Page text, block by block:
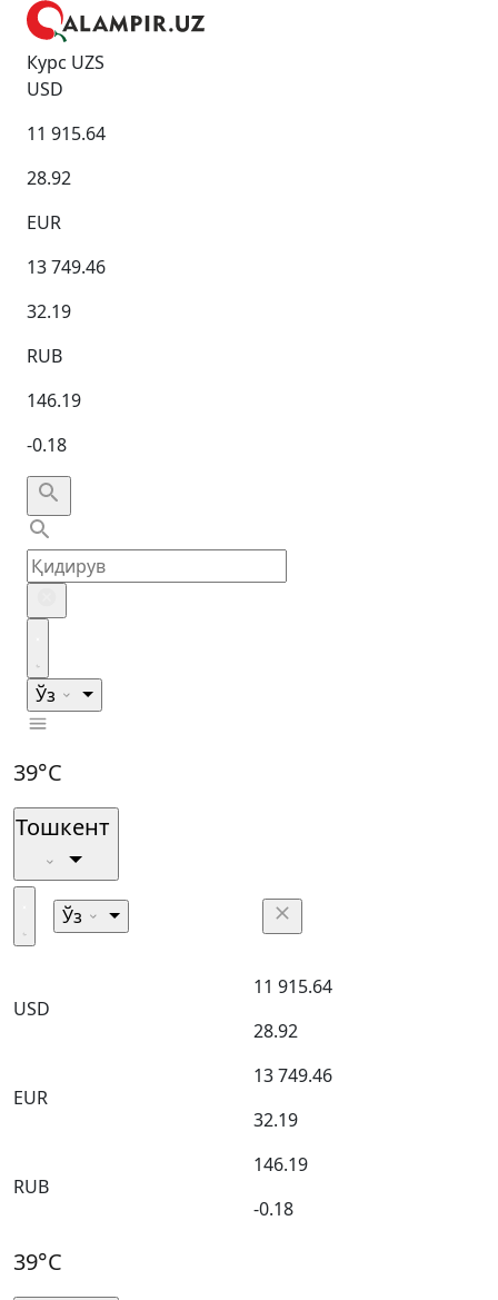
Курс UZS
USD
11 915.64
28.92
EUR
13 749.46
32.19
RUB
146.19
-0.18
Ўз
39°C
Тошкент
Ўз
USD
11 915.64
28.92
EUR
13 749.46
32.19
RUB
146.19
-0.18
39°C